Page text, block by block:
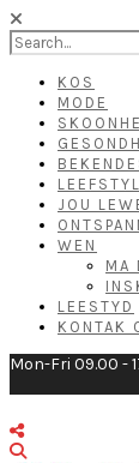
KOS
MODE
LEEFSTYL
JOU
WEN
MA
LEESTYD
KONTAK
Mon-Fri 09.00 -